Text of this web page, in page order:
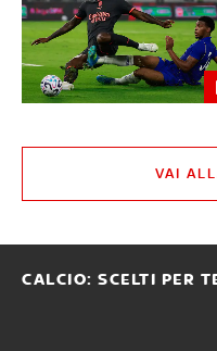
VAI
CALCIO: SCELTI PER